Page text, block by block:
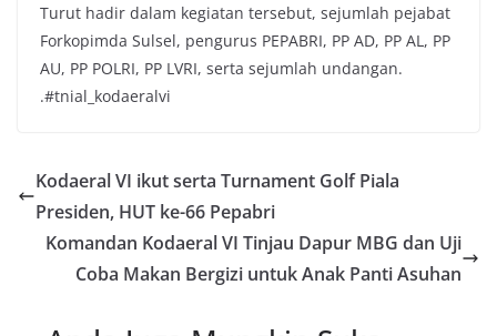
Turut hadir dalam kegiatan tersebut, sejumlah pejabat
Forkopimda Sulsel, pengurus PEPABRI, PP AD, PP AL, PP
AU, PP POLRI, PP LVRI, serta sejumlah undangan.
.#tnial_kodaeralvi
Kodaeral VI ikut serta Turnament Golf Piala
Presiden, HUT ke-66 Pepabri
Komandan Kodaeral VI Tinjau Dapur MBG dan Uji
Coba Makan Bergizi untuk Anak Panti Asuhan